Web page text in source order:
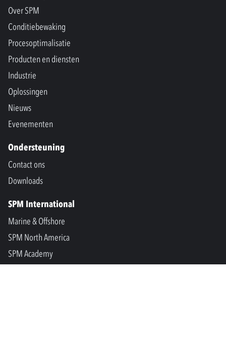
Over SPM
Conditiebewaking
Procesoptimalisatie
Producten en diensten
Industrie
Oplossingen
Nieuws
Evenementen
Ondersteuning
Contact ons
Downloads
SPM International
Marine & Offshore
SPM North America
SPM Academy